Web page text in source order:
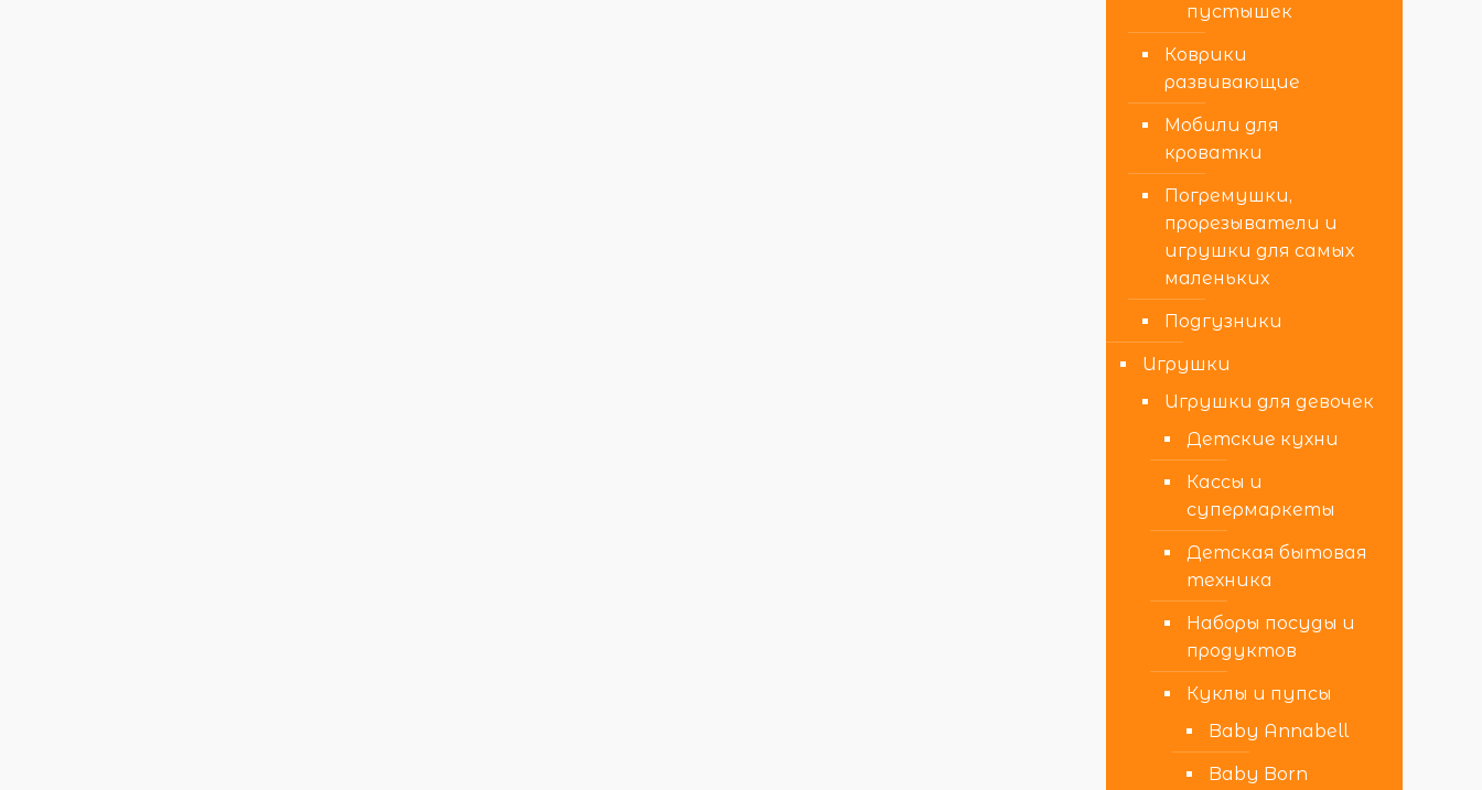
пустышек
Коврики
развивающие
Мобили для
кроватки
Погремушки,
прорезыватели и
игрушки для самых
маленьких
Подгузники
Игрушки
Игрушки для девочек
Детские кухни
Кассы и
супермаркеты
Детская бытовая
техника
Наборы посуды и
продуктов
Куклы и пупсы
Baby Annabell
Baby Born